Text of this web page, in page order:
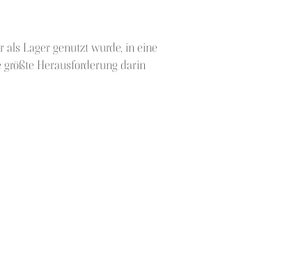
als Lager genutzt wurde, in eine
Herausforderung darin